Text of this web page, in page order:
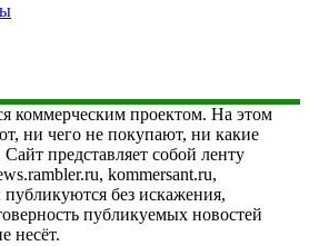
коммерческим проектом. На этом
ни чего не покупают, ни какие
представляет собой ленту
kommersant.ru,
без искажения,
публикуемых новостей
несёт.